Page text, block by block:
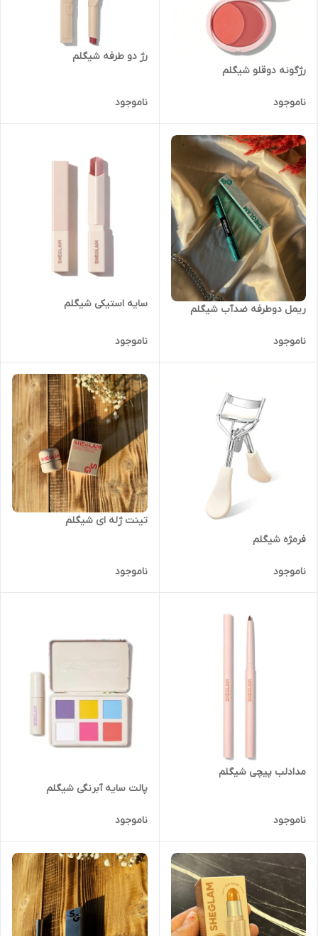
رژگونه دوقلو شیگلم
ناموجود
رژ دو طرفه شیگلم
ناموجود
ریمل دوطرفه ضدآب شیگلم
ناموجود
سایه استیکی شیگلم
ناموجود
فرمژه شیگلم
ناموجود
تینت ژله ای شیگلم
ناموجود
مدادلب پیچی شیگلم
ناموجود
پالت سایه آبرنگی شیگلم
ناموجود